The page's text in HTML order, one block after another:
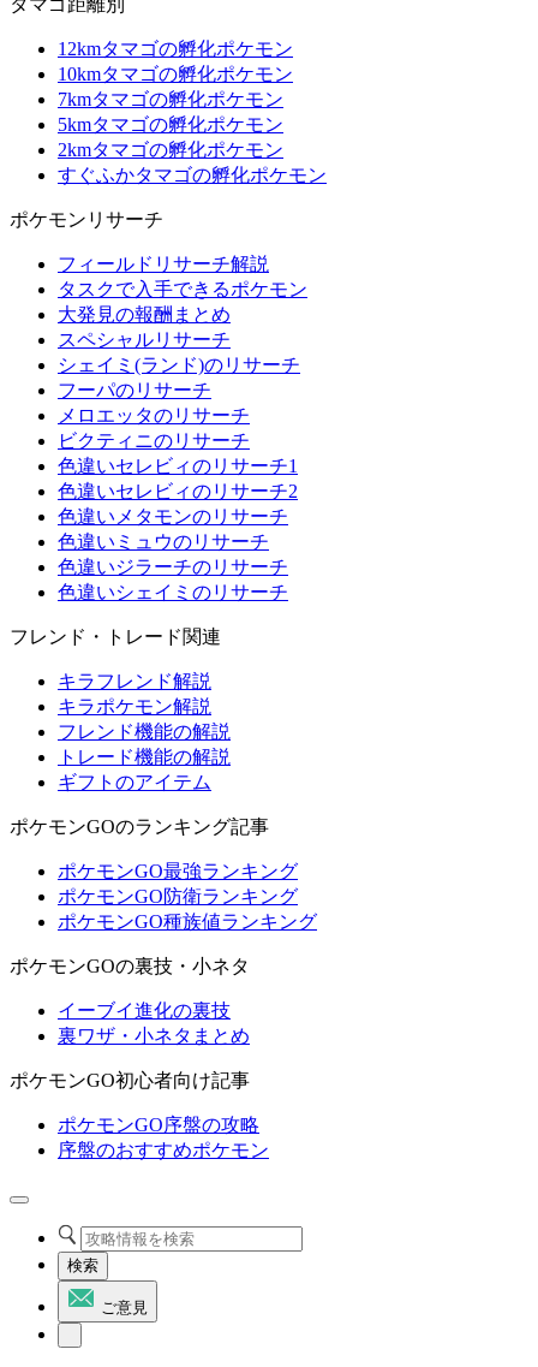
タマゴ距離別
12kmタマゴの孵化ポケモン
10kmタマゴの孵化ポケモン
7kmタマゴの孵化ポケモン
5kmタマゴの孵化ポケモン
2kmタマゴの孵化ポケモン
すぐふかタマゴの孵化ポケモン
ポケモンリサーチ
フィールドリサーチ解説
タスクで入手できるポケモン
大発見の報酬まとめ
スペシャルリサーチ
シェイミ(ランド)のリサーチ
フーパのリサーチ
メロエッタのリサーチ
ビクティニのリサーチ
色違いセレビィのリサーチ1
色違いセレビィのリサーチ2
色違いメタモンのリサーチ
色違いミュウのリサーチ
色違いジラーチのリサーチ
色違いシェイミのリサーチ
フレンド・トレード関連
キラフレンド解説
キラポケモン解説
フレンド機能の解説
トレード機能の解説
ギフトのアイテム
ポケモンGOのランキング記事
ポケモンGO最強ランキング
ポケモンGO防衛ランキング
ポケモンGO種族値ランキング
ポケモンGOの裏技・小ネタ
イーブイ進化の裏技
裏ワザ・小ネタまとめ
ポケモンGO初心者向け記事
ポケモンGO序盤の攻略
序盤のおすすめポケモン
検索
ご意見